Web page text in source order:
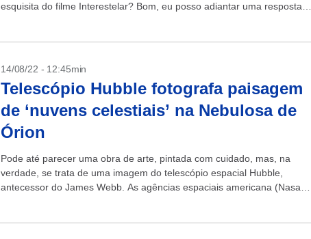
esquisita do filme Interestelar? Bom, eu posso adiantar uma resposta:
14/08/22 - 12:45min
Telescópio Hubble fotografa paisagem
de ‘nuvens celestiais’ na Nebulosa de
Órion
Pode até parecer uma obra de arte, pintada com cuidado, mas, na
verdade, se trata de uma imagem do telescópio espacial Hubble,
antecessor do James Webb. As agências espaciais americana (Nasa) e